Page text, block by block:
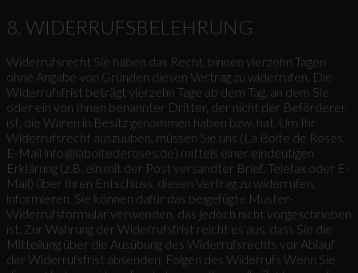
8. WIDERRUFSBELEHRUNG
Widerrufsrecht Sie haben das Recht, binnen vierzehn Tagen
ohne Angabe von Gründen diesen Vertrag zu widerrufen. Die
Widerrufsfrist beträgt vierzehn Tage ab dem Tag, an dem Sie
oder ein von Ihnen benannter Dritter, der nicht der Beförderer
ist, die Waren in Besitz genommen haben bzw. hat. Um Ihr
Widerrufsrecht auszuüben, müssen Sie uns (La Boite de Roses,
E-Mail info@laboitederoses.de) mittels einer eindeutigen
Erklärung (z.B. ein mit der Post versandter Brief, Telefax oder E-
Mail) über Ihren Entschluss, diesen Vertrag zu widerrufen,
informieren. Sie können dafür das beigefügte Muster-
Widerrufsformular verwenden, das jedoch nicht vorgeschrieben
ist. Zur Wahrung der Widerrufsfrist reicht es aus, dass Sie die
Mitteilung über die Ausübung des Widerrufsrechts vor Ablauf
der Widerrufsfrist absenden. Folgen des Widerrufs Wenn Sie